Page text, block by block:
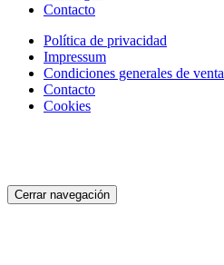
Contacto
Política de privacidad
Impressum
Condiciones generales de venta
Contacto
Cookies
Cerrar navegación